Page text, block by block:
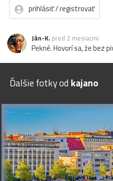
prihlásiť / registrovať
Ján-K. pred 2 mesiacmi
Pekné. Hovorí sa, že bez
Ďalšie fotky od kajano